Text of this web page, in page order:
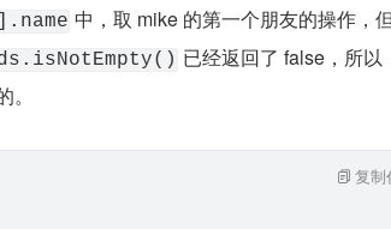
中，取 mike 的第一个朋友的操作，
已经返回了 false，所以
复制